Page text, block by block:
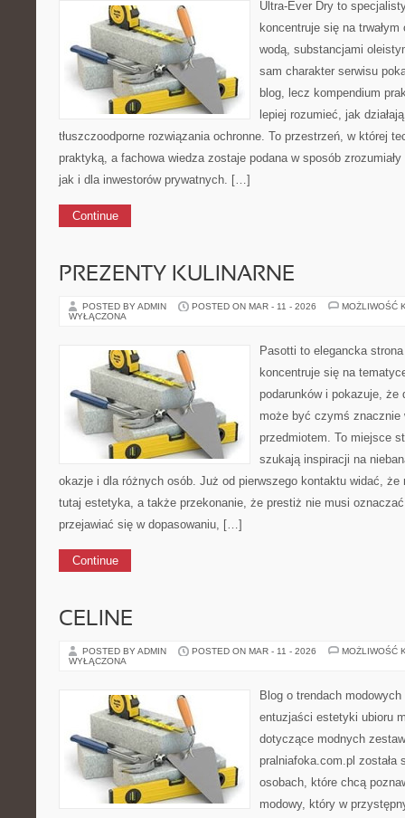
Ultra-Ever Dry to
koncentruje się na trwałym
wodą, substancjami
sam charakter serwisu
blog, lecz kompendium
lepiej rozumieć, jak
tłuszczoodporne rozwiązania ochronne. To przestrzeń, w której
praktyką, a fachowa wiedza zostaje podana w sposób
jak i dla inwestorów prywatnych. […]
Continue
PREZENTY KULINARNE
POSTED BY ADMIN POSTED ON MAR - 11 - 2026
MOŻLIWOŚĆ
WYŁĄCZONA
Pasotti to elegancka
koncentruje się na
podarunków i pokazuje, że
może być czymś znacznie
przedmiotem. To miejsce
szukają inspiracji na
okazje i dla różnych osób. Już od pierwszego kontaktu widać, że
tutaj estetyka, a także przekonanie, że prestiż nie musi
przejawiać się w dopasowaniu, […]
Continue
CELINE
POSTED BY ADMIN POSTED ON MAR - 11 - 2026
MOŻLIWOŚĆ
WYŁĄCZONA
Blog o trendach
entuzjaści estetyki ubioru
dotyczące modnych
pralniafoka.com.pl została
osobach, które chcą
modowy, który w